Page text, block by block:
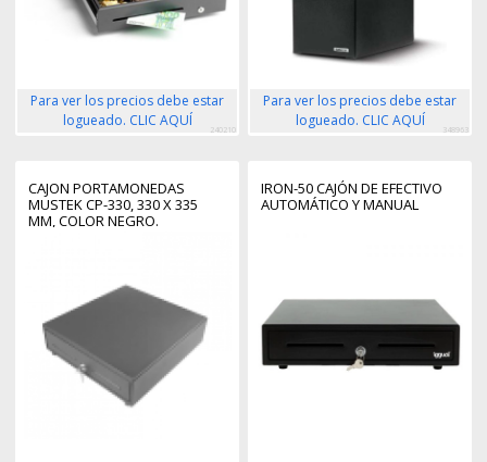
Para ver los precios debe estar
logueado. CLIC AQUÍ
240210
Para ver los precios debe estar
logueado. CLIC AQUÍ
348963
CAJON PORTAMONEDAS
MUSTEK CP-330, 330 X 335
MM, COLOR NEGRO.
IRON-50 CAJÓN DE EFECTIVO
AUTOMÁTICO Y MANUAL